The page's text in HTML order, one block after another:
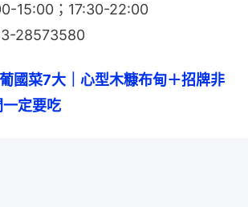
15:00；17:30-22:00
28573580
國菜7大｜心型木糠布甸＋招牌非
定要吃